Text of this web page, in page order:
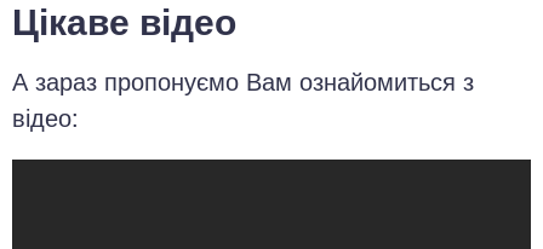
Цікаве відео
А зараз пропонуємо Вам ознайомиться з
відео: